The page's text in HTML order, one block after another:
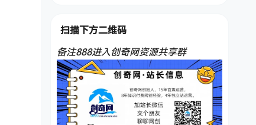
扫描下方二维码
备注888进入创奇网资源共享群